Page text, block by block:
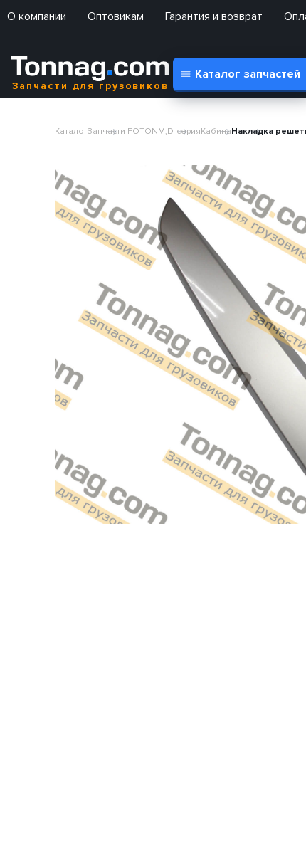
О компании Оптовикам Гарантия и возврат
Запчасти для грузовиков
Каталог запчастей
КаталогЗапчасти FOTONМ,D-серияКабинаНакладка